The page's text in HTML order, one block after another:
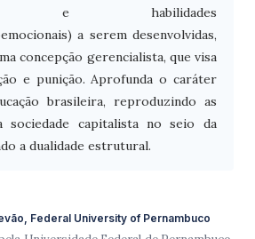
e habilidades
a serem desenvolvidas,
concepção gerencialista, que visa
e punição. Aprofunda o caráter
brasileira, reproduzindo as
sociedade capitalista no seio da
a dualidade estrutural.
Federal University of Pernambuco